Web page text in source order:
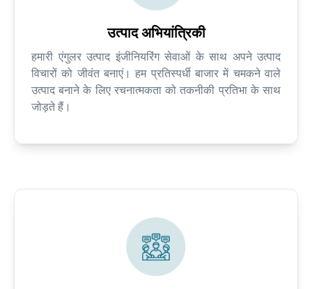
उत्पाद अभियांत्रिकी
हमारी एंगुलर उत्पाद इंजीनियरिंग सेवाओं के साथ अपने उत्पाद
विचारों को जीवंत बनाएं। हम प्रतिस्पर्धी बाजार में चमकने वाले
उत्पाद बनाने के लिए रचनात्मकता को तकनीकी प्रतिभा के साथ
जोड़ते हैं।